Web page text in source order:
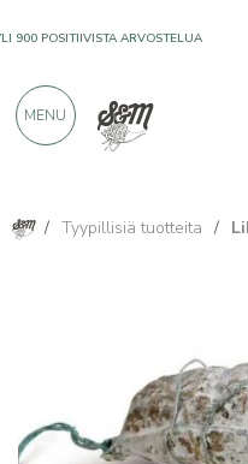
/ Tyypillisiä tuotteita /
900 POSITIIVISTA ARVOSTELUA
MENU